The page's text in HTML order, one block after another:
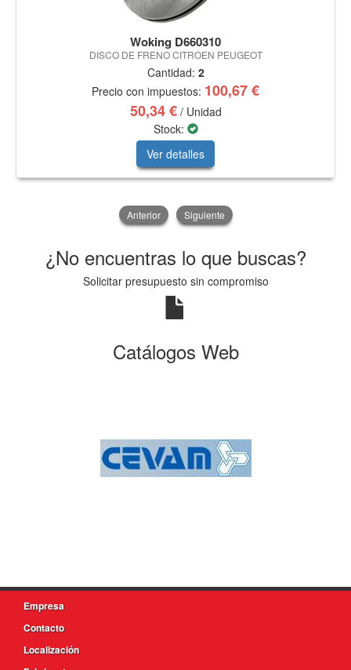
Woking D660310
DISCO DE FRENO CITROEN PEUGEOT
Cantidad: 2
Precio con impuestos: 100,67 €
50,34 €/ Unidad
Stock:
Ver detalles
Anterior Siguiente
¿No encuentras lo que buscas?
Solicitar presupuesto sin compromiso
Catálogos Web
Empresa
Contacto
Localización